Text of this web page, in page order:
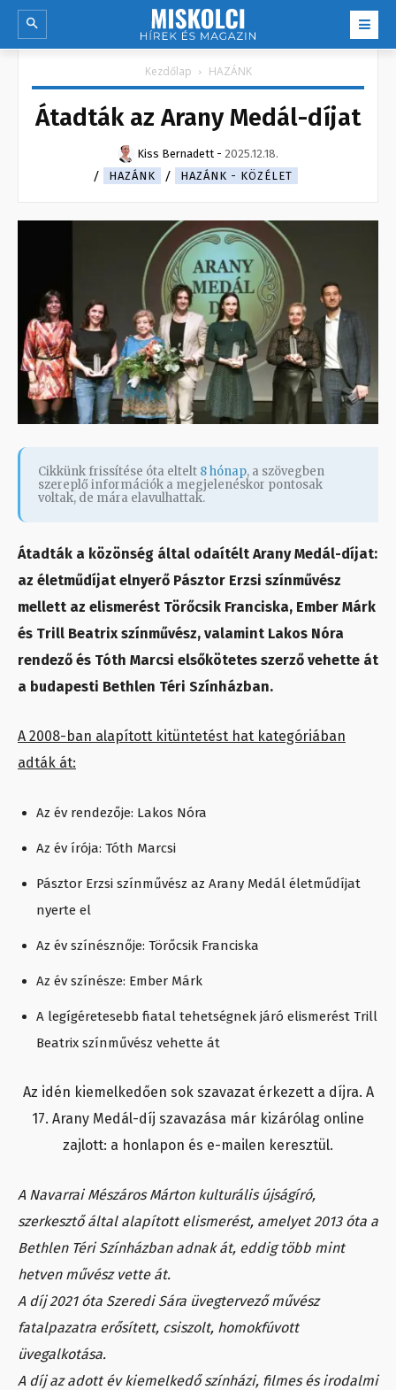
Kezdőlap HAZÁNK
Átadták az Arany Medál-díjat
Kiss Bernadett - 2025.12.18.
HAZÁNK
HAZÁNK - KÖZÉLET
Cikkünk frissítése óta eltelt 8 hónap, a szövegben
szereplő információk a megjelenéskor pontosak
voltak, de mára elavulhattak.
Átadták a közönség által odaítélt Arany Medál-díjat:
az életműdíjat elnyerő Pásztor Erzsi színművész
mellett az elismerést Törőcsik Franciska, Ember Márk
és Trill Beatrix színművész, valamint Lakos Nóra
rendező és Tóth Marcsi elsőkötetes szerző vehette át
a budapesti Bethlen Téri Színházban.
A 2008-ban alapított kitüntetést hat kategóriában
adták át:
Az év rendezője: Lakos Nóra
Az év írója: Tóth Marcsi
Pásztor Erzsi színművész az Arany Medál életműdíjat
nyerte el
Az év színésznője: Törőcsik Franciska
Az év színésze: Ember Márk
A legígéretesebb fiatal tehetségnek járó elismerést Trill
Beatrix színművész vehette át
Az idén kiemelkedően sok szavazat érkezett a díjra. A
17. Arany Medál-díj szavazása már kizárólag online
zajlott: a honlapon és e-mailen keresztül.
A Navarrai Mészáros Márton kulturális újságíró,
szerkesztő által alapított elismerést, amelyet 2013 óta a
Bethlen Téri Színházban adnak át, eddig több mint
hetven művész vette át.
A díj 2021 óta Szeredi Sára üvegtervező művész
fatalpazatra erősített, csiszolt, homokfúvott
üvegalkotása.
A díj az adott év kiemelkedő színházi, filmes és irodalmi